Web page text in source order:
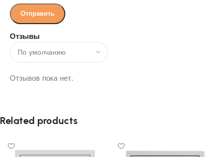
Отзывы
Отзывов пока нет.
Related products